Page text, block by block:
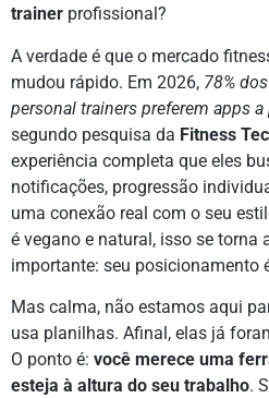
trainer profissional?
A verdade é que o mercado
mudou rápido. Em 2026, 78%
personal trainers preferem apps
segundo pesquisa da Fitness
experiência completa que eles
notificações, progressão
uma conexão real com o seu
é vegano e natural, isso se torna
importante: seu posicionamento
Mas calma, não estamos aqui
usa planilhas. Afinal, elas já
O ponto é: você merece uma
esteja à altura do seu trabalho.